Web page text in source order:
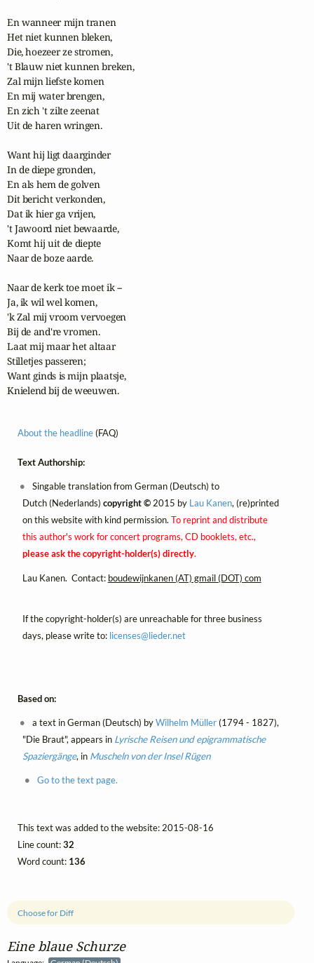
Eine blaue Schurze
Choose for Diff
En wanneer mijn tranen
Het niet kunnen bleken,
Die, hoezeer ze stromen,
't Blauw niet kunnen breken,
Zal mijn liefste komen
En mij water brengen,
En zich 't zilte zeenat
Uit de haren wringen.
Want hij ligt daarginder
In de diepe gronden,
En als hem de golven
Dit bericht verkonden,
Dat ik hier ga vrijen,
't Jawoord niet bewaarde,
Komt hij uit de diepte
Naar de boze aarde.
Naar de kerk toe moet ik --
Ja, ik wil wel komen,
'k Zal mij vroom vervoegen
Bij de and're vromen.
Laat mij maar het altaar
Stilletjes passeren;
Want ginds is mijn plaatsje,
Knielend bij de weeuwen.
About the headline(FAQ)
Text Authorship:
Singable translation from German (Deutsch) to
Dutch (Nederlands) copyright ©2015 by Lau Kanen, (re)printed
on this website with kind permission. To reprint and distribute
this author's work for concert programs, CD booklets, etc.,
please ask the copyright-holder(s) directly.
Lau Kanen. Contact: boudewijnkanen (AT) gmail (DOT) com
If the copyright-holder(s) are unreachable for three business
days, please write to: licenses@lieder.net
Based on:
a text in German (Deutsch) byWilhelm Müller(1794 - 1827),
"Die Braut", appears in Lyrische Reisen und epigrammatische
Spaziergänge, in Muscheln von der Insel Rügen
Go to the text page.
This text was added to the website: 2015-08-16
Line count:32
Word count: 136